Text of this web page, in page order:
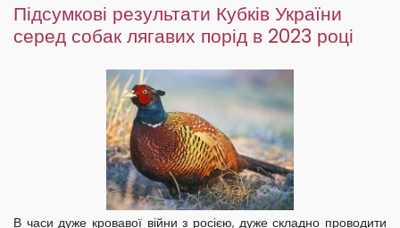
Підсумкові результати Кубків України
серед собак лягавих порід в 2023 році
В часи дуже кровавої війни з росією, дуже складно проводити